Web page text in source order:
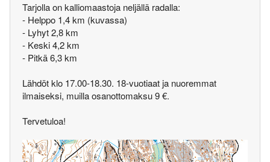
Tarjolla on kalliomaastoja neljällä radalla:
- Helppo 1,4 km (kuvassa)
- Lyhyt 2,8 km
- Keski 4,2 km
- Pitkä 6,3 km
Lähdöt klo 17.00-18.30. 18-vuotiaat ja nuoremmat
ilmaiseksi, muilla osanottomaksu 9 €.
Tervetuloa!